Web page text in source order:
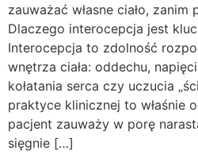
zauważać własne ciało,
Dlaczego interocepcja jest
Interocepcja to zdolność
wnętrza ciała: oddechu,
kołatania serca czy uczucia
praktyce klinicznej to właśnie
pacjent zauważy w porę
sięgnie […]